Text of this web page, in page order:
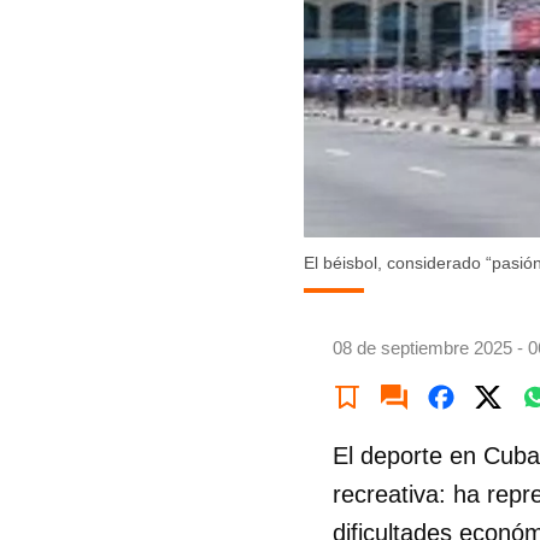
El béisbol, considerado
08 de septiembre 2025 -
El deporte en
recreativa: ha
dificultades